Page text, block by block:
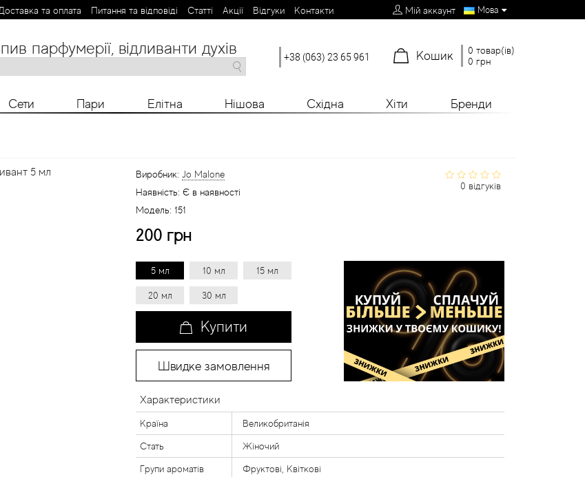
та оплата Питання та відповіді Статті Aкції Відгуки Контакти Мій аккаунт Мова
O P R S T V X Y Z
парфумерії, відливанти духів +38 (063) 23 65 961 Кошик
0 товар(ів)
0 грн
Сети Пари Елітна Нішова Східна Хіти Бренди
5 мл
0 відгуків
Виробник: Jo Malone
Наявність: Є в наявності
Модель: 151
200 грн
5 мл 10 мл 15 мл
20 мл 30 мл
Купити
Швидке замовлення
Характеристики
Країна Великобританія
Стать Жіночий
Групи ароматів Фруктові, Квіткові